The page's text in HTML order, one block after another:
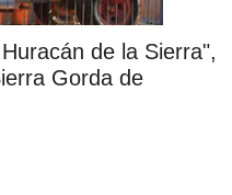
de la Sierra",
Gorda de